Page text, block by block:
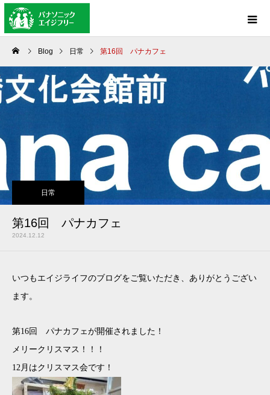
Blog 日常 第16回 パナカフェ
日常
第16回 パナカフェ
2024.12.12
いつもエイジライフのブログをご覧いただき、ありがとうござい
ます。
第16回 パナカフェが開催されました！
メリークリスマス！！！
12月はクリスマス会です！